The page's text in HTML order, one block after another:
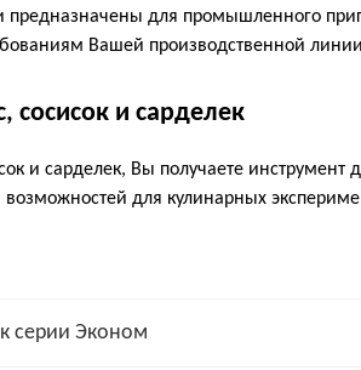
для промышленного
Вашей производственной
сосисок и сарделек
и сарделек, Вы получаете
для кулинарных
серии Эконом